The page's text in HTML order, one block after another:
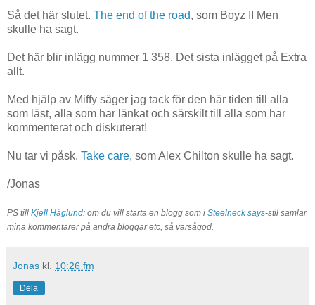
Så det här slutet. The end of the road, som Boyz II Men
skulle ha sagt.
Det här blir inlägg nummer 1 358. Det sista inlägget på Extra
allt.
Med hjälp av Miffy säger jag tack för den här tiden till alla
som läst, alla som har länkat och särskilt till alla som har
kommenterat och diskuterat!
Nu tar vi påsk. Take care, som Alex Chilton skulle ha sagt.
/Jonas
PS till Kjell Häglund: om du vill starta en blogg som i Steelneck says-stil samlar
mina kommentarer på andra bloggar etc, så varsågod.
Jonas kl. 10:26 fm
Dela